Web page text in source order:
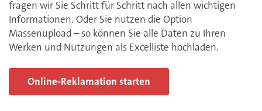
fragen wir Sie Schritt für Schritt nach allen wichtigen
Informationen. Oder Sie nutzen die Option
Massenupload – so können Sie alle Daten zu Ihren
Werken und Nutzungen als Excelliste hochladen.
Online-Reklamation starten